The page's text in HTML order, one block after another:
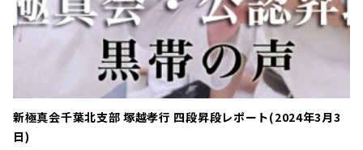
新極真会千葉北支部 塚越孝行 四段昇段レポート(2024年3月3
日)